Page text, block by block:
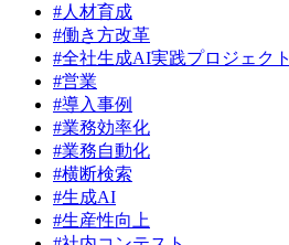
#人材育成
#働き方改革
#全社生成AI実践プロジェクト
#営業
#導入事例
#業務効率化
#業務自動化
#横断検索
#生成AI
#生産性向上